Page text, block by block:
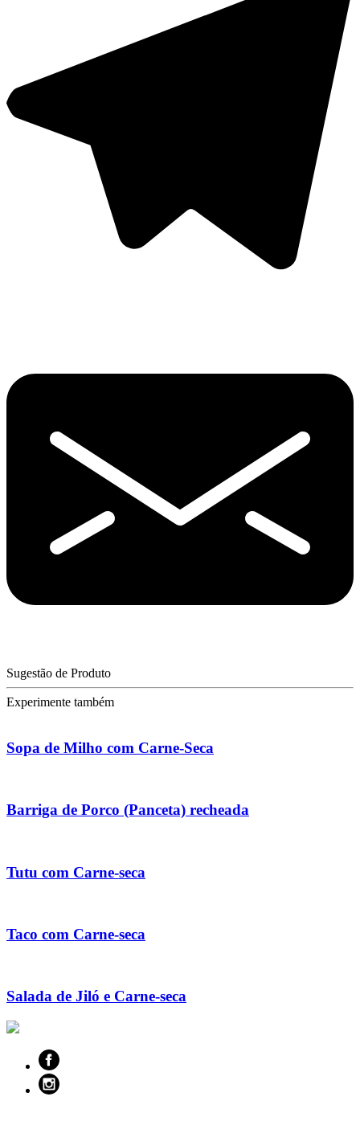
Sugestão de Produto
Experimente também
Sopa de Milho com Carne-Seca
Barriga de Porco (Panceta) recheada
Tutu com Carne-seca
Taco com Carne-seca
Salada de Jiló e Carne-seca